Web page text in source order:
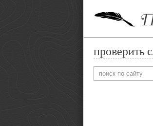
проверить